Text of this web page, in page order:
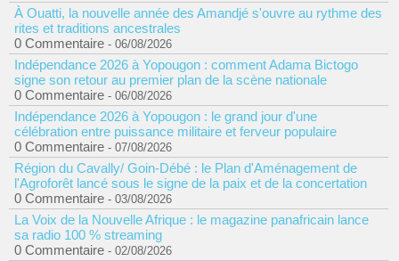
À Ouatti, la nouvelle année des Amandjé s'ouvre au rythme des
rites et traditions ancestrales
0 Commentaire - 06/08/2026
Indépendance 2026 à Yopougon : comment Adama Bictogo
signe son retour au premier plan de la scène nationale
0 Commentaire - 06/08/2026
Indépendance 2026 à Yopougon : le grand jour d'une
célébration entre puissance militaire et ferveur populaire
0 Commentaire - 07/08/2026
Région du Cavally/ Goin-Débé : le Plan d'Aménagement de
l'Agroforêt lancé sous le signe de la paix et de la concertation
0 Commentaire - 03/08/2026
La Voix de la Nouvelle Afrique : le magazine panafricain lance
sa radio 100 % streaming
0 Commentaire - 02/08/2026